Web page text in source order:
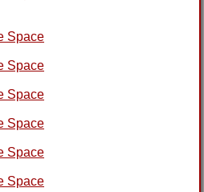
Space
Space
Space
Space
Space
Space